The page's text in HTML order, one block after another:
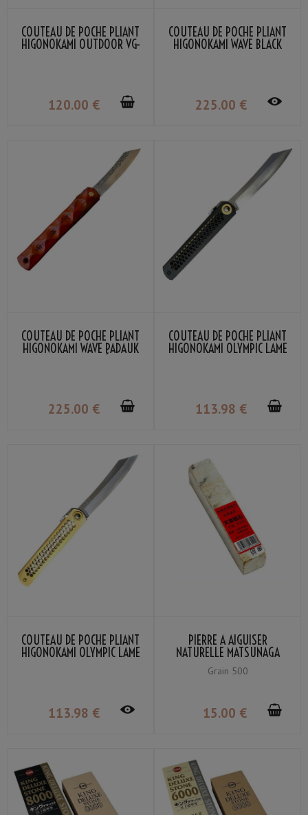
COUTEAU DE POCHE PLIANT
HIGONOKAMI OUTDOOR VG-
120.00 €
COUTEAU DE POCHE PLIANT
HIGONOKAMI WAVE BLACK
225.00 €
COUTEAU DE POCHE PLIANT
HIGONOKAMI WAVE PADAUK
225.00 €
COUTEAU DE POCHE PLIANT
HIGONOKAMI OLYMPIC LAME
113.98 €
COUTEAU DE POCHE PLIANT
HIGONOKAMI OLYMPIC LAME
113.98 €
PIERRE À AIGUISER
NATURELLE MATSUNAGA
AMAKUSA PETITE GRAIN
#500
Grain 500
15.00 €